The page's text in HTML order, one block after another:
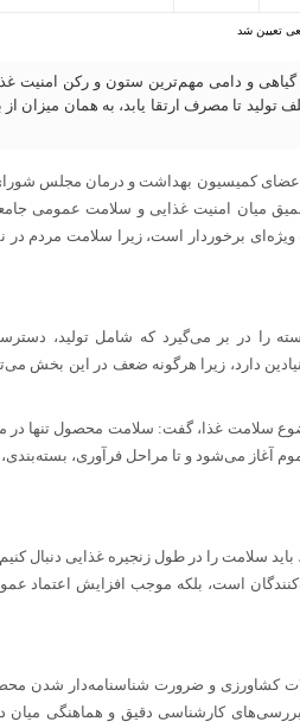
گیاهی و دامی مهم‌ترین ستون و رکن امنیت
تا مصرف ارتقا یابد، به همان میزان از
در نشست مشترک با اعضای کمیسیون بهداشت و درمان
میان امنیت غذایی و سلامت عمومی
برخوردار است، زیرا سلامت مردم در
را در بر می‌گیرد که شامل تولید،
دارد، زیرا هرگونه ضعف در این بخش
سلامت غذا، گفت: سلامت محصول تنها در
آغاز می‌شود و تا مراحل فرآوری،
سلامت را در طول زنجیره غذایی دنبال کنیم.
است، بلکه موجب افزایش اعتماد
کشاورزی و ضرورت شناسنامه‌دار شدن
کارشناسی دقیق و هماهنگی میان